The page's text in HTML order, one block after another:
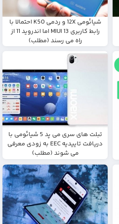
شیائومی 12X و ردمی K50 احتمالا با
رابط کاربری MIUI 13 اما اندروید 11 از
راه می رسند (مطلب)
تبلت های سری می پد 5 شیائومی با
دریافت تاییدیه EEC به زودی معرفی
می شوند (مطلب)